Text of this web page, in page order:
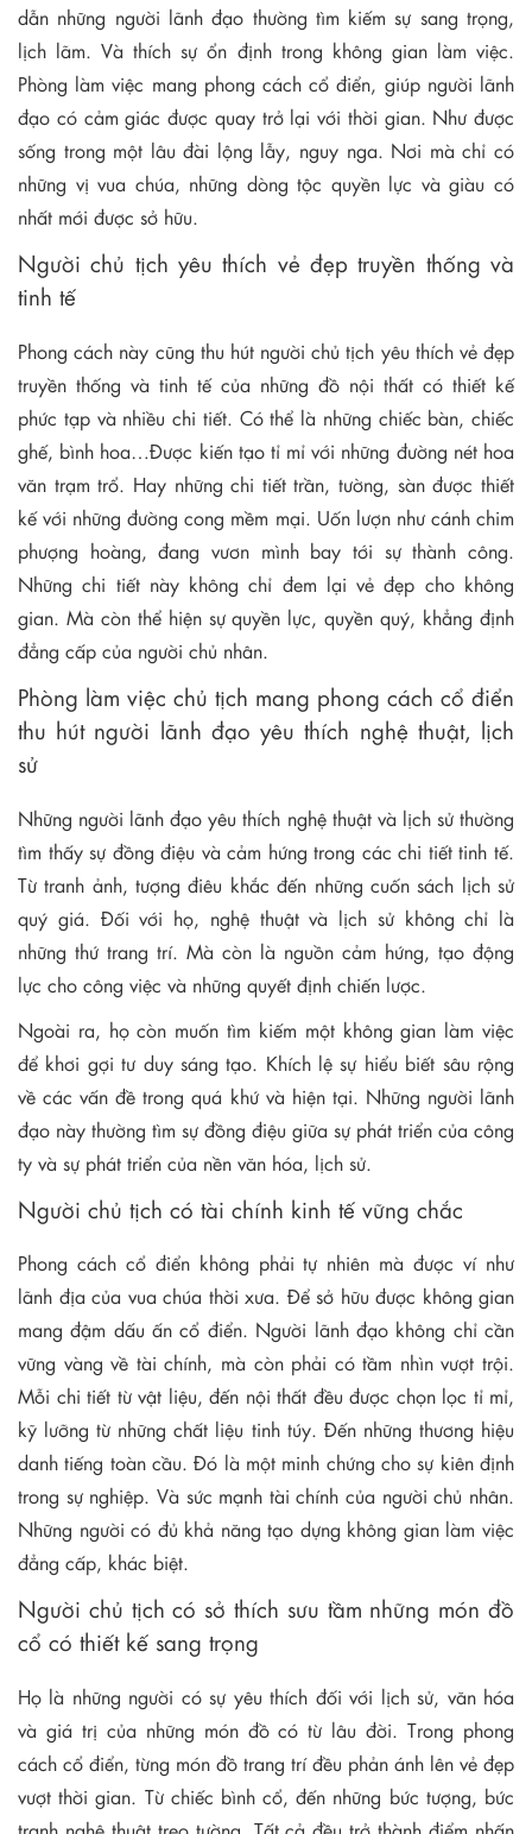
dẫn những người lãnh đạo thường tìm kiếm sự sang trọng,
lịch lãm. Và thích sự ổn định trong không gian làm việc.
Phòng làm việc mang phong cách cổ điển, giúp người lãnh
đạo có cảm giác được quay trở lại với thời gian. Như được
sống trong một lâu đài lộng lẫy, nguy nga. Nơi mà chỉ có
những vị vua chúa, những dòng tộc quyền lực và giàu có
nhất mới được sở hữu.
Người chủ tịch yêu thích vẻ đẹp truyền thống và
tinh tế
Phong cách này cũng thu hút người chủ tịch yêu thích vẻ đẹp
truyền thống và tinh tế của những đồ nội thất có thiết kế
phức tạp và nhiều chi tiết. Có thể là những chiếc bàn, chiếc
ghế, bình hoa…Được kiến tạo tỉ mỉ với những đường nét hoa
văn trạm trổ. Hay những chi tiết trần, tường, sàn được thiết
kế với những đường cong mềm mại. Uốn lượn như cánh chim
phượng hoàng, đang vươn mình bay tới sự thành công.
Những chi tiết này không chỉ đem lại vẻ đẹp cho không
gian. Mà còn thể hiện sự quyền lực, quyền quý, khẳng định
đẳng cấp của người chủ nhân.
Phòng làm việc chủ tịch mang phong cách cổ điển
thu hút người lãnh đạo yêu thích nghệ thuật, lịch
sử
Những người lãnh đạo yêu thích nghệ thuật và lịch sử thường
tìm thấy sự đồng điệu và cảm hứng trong các chi tiết tinh tế.
Từ tranh ảnh, tượng điêu khắc đến những cuốn sách lịch sử
quý giá. Đối với họ, nghệ thuật và lịch sử không chỉ là
những thứ trang trí. Mà còn là nguồn cảm hứng, tạo động
lực cho công việc và những quyết định chiến lược.
Ngoài ra, họ còn muốn tìm kiếm một không gian làm việc
để khơi gợi tư duy sáng tạo. Khích lệ sự hiểu biết sâu rộng
về các vấn đề trong quá khứ và hiện tại. Những người lãnh
đạo này thường tìm sự đồng điệu giữa sự phát triển của công
ty và sự phát triển của nền văn hóa, lịch sử.
Người chủ tịch có tài chính kinh tế vững chắc
Phong cách cổ điển không phải tự nhiên mà được ví như
lãnh địa của vua chúa thời xưa. Để sở hữu được không gian
mang đậm dấu ấn cổ điển. Người lãnh đạo không chỉ cần
vững vàng về tài chính, mà còn phải có tầm nhìn vượt trội.
Mỗi chi tiết từ vật liệu, đến nội thất đều được chọn lọc tỉ mỉ,
kỹ lưỡng từ những chất liệu tinh túy. Đến những thương hiệu
danh tiếng toàn cầu. Đó là một minh chứng cho sự kiên định
trong sự nghiệp. Và sức mạnh tài chính của người chủ nhân.
Những người có đủ khả năng tạo dựng không gian làm việc
đẳng cấp, khác biệt.
Người chủ tịch có sở thích sưu tầm những món đồ
cổ có thiết kế sang trọng
Họ là những người có sự yêu thích đối với lịch sử, văn hóa
và giá trị của những món đồ có từ lâu đời. Trong phong
cách cổ điển, từng món đồ trang trí đều phản ánh lên vẻ đẹp
vượt thời gian. Từ chiếc bình cổ, đến những bức tượng, bức